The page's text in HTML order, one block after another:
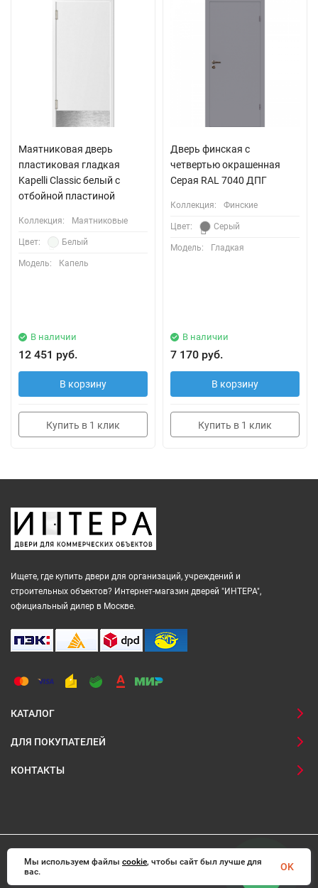
Маятниковая дверь
пластиковая гладкая
Kapelli Classic белый с
отбойной пластиной
Коллекция: Маятниковые
Цвет: Белый
Модель: Капель
В наличии
12 451 руб.
В корзину
Купить в 1 клик
Дверь финская с
четвертью окрашенная
Серая RAL 7040 ДПГ
Коллекция: Финские
Цвет: Серый
Модель: Гладкая
В наличии
7 170 руб.
В корзину
Купить в 1 клик
Ищете, где купить двери для организаций, учреждений и
строительных объектов? Интернет-магазин дверей "ИНТЕРА",
официальный дилер в Москве.
КАТАЛОГ
ДЛЯ ПОКУПАТЕЛЕЙ
КОНТАКТЫ
© 2008-2026 Interadoors.ru Все права защищены
Мы используем файлы cookie, чтобы сайт был лучше для
вас.
OK